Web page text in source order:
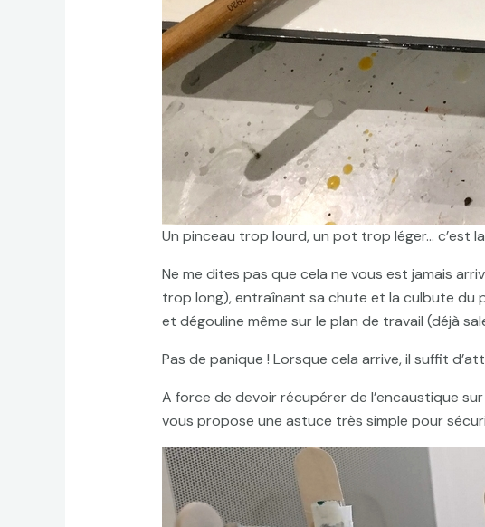
Un pinceau trop lourd, un pot trop léger… c’est
Ne me dites pas que cela ne vous est jamais
trop long), entraînant sa chute et la culbute du
et dégouline même sur le plan de travail (déjà
Pas de panique ! Lorsque cela arrive, il suffit
A force de devoir récupérer de l’encaustique
vous propose une astuce très simple pour